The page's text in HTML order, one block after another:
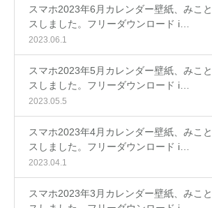
スマホ2023年6月カレンダー壁紙、みこ
スしました。フリーダウンロード i…
2023.06.1
スマホ2023年5月カレンダー壁紙、みこ
スしました。フリーダウンロード i…
2023.05.5
スマホ2023年4月カレンダー壁紙、みこ
スしました。フリーダウンロード i…
2023.04.1
スマホ2023年3月カレンダー壁紙、みこ